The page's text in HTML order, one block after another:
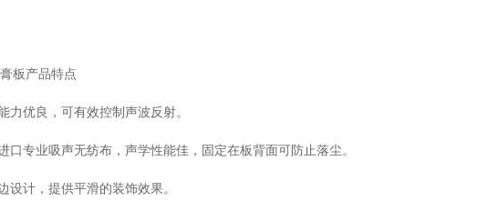
板产品特点
力优良，可有效控制声波反射。
口专业吸声无纺布，声学性能佳，固定在板背面可防止落尘。
设计，提供平滑的装饰效果。